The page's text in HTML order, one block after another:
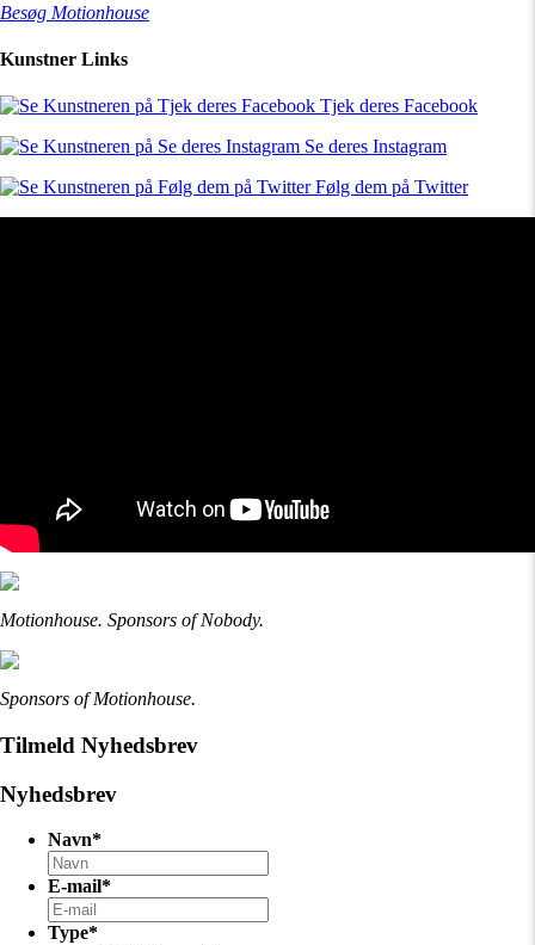
Besøg Motionhouse
Kunstner Links
Tjek deres Facebook
Se deres Instagram
Følg dem på Twitter
Motionhouse. Sponsors of Nobody.
Sponsors of Motionhouse.
Tilmeld Nyhedsbrev
Nyhedsbrev
Navn*
E-mail*
Type*